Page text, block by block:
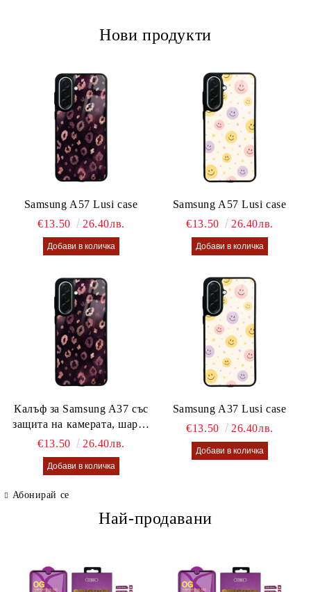
Нови продукти
Samsung A57 Lusi case
€13.50
26.40лв.
Samsung A57 Lusi case
€13.50
26.40лв.
Калъф за Samsung A37 със
защита на камерата, шарен
калъф Lusi case
€13.50 26.40лв.
Samsung A37 Lusi case
€13.50
26.40лв.
Абонирай се
Най-продавани